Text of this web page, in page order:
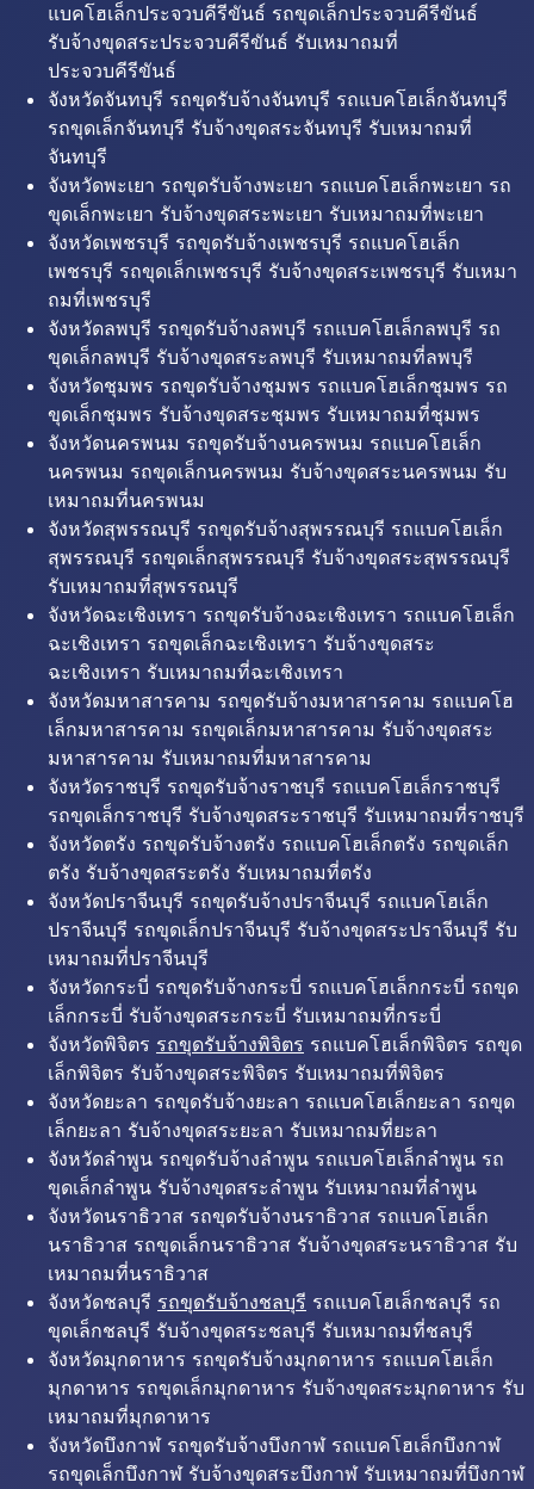
แบคโฮเล็กประจวบคีรีขันธ์ รถขุดเล็กประจวบคีรีขันธ์
รับจ้างขุดสระประจวบคีรีขันธ์ รับเหมาถมที่
ประจวบคีรีขันธ์
จังหวัดจันทบุรี รถขุดรับจ้างจันทบุรี รถแบคโฮเล็กจันทบุรี
รถขุดเล็กจันทบุรี รับจ้างขุดสระจันทบุรี รับเหมาถมที่
จันทบุรี
จังหวัดพะเยา รถขุดรับจ้างพะเยา รถแบคโฮเล็กพะเยา รถ
ขุดเล็กพะเยา รับจ้างขุดสระพะเยา รับเหมาถมที่พะเยา
จังหวัดเพชรบุรี รถขุดรับจ้างเพชรบุรี รถแบคโฮเล็ก
เพชรบุรี รถขุดเล็กเพชรบุรี รับจ้างขุดสระเพชรบุรี รับเหมา
ถมที่เพชรบุรี
จังหวัดลพบุรี รถขุดรับจ้างลพบุรี รถแบคโฮเล็กลพบุรี รถ
ขุดเล็กลพบุรี รับจ้างขุดสระลพบุรี รับเหมาถมที่ลพบุรี
จังหวัดชุมพร รถขุดรับจ้างชุมพร รถแบคโฮเล็กชุมพร รถ
ขุดเล็กชุมพร รับจ้างขุดสระชุมพร รับเหมาถมที่ชุมพร
จังหวัดนครพนม รถขุดรับจ้างนครพนม รถแบคโฮเล็ก
นครพนม รถขุดเล็กนครพนม รับจ้างขุดสระนครพนม รับ
เหมาถมที่นครพนม
จังหวัดสุพรรณบุรี รถขุดรับจ้างสุพรรณบุรี รถแบคโฮเล็ก
สุพรรณบุรี รถขุดเล็กสุพรรณบุรี รับจ้างขุดสระสุพรรณบุรี
รับเหมาถมที่สุพรรณบุรี
จังหวัดฉะเชิงเทรา รถขุดรับจ้างฉะเชิงเทรา รถแบคโฮเล็ก
ฉะเชิงเทรา รถขุดเล็กฉะเชิงเทรา รับจ้างขุดสระ
ฉะเชิงเทรา รับเหมาถมที่ฉะเชิงเทรา
จังหวัดมหาสารคาม รถขุดรับจ้างมหาสารคาม รถแบคโฮ
เล็กมหาสารคาม รถขุดเล็กมหาสารคาม รับจ้างขุดสระ
มหาสารคาม รับเหมาถมที่มหาสารคาม
จังหวัดราชบุรี รถขุดรับจ้างราชบุรี รถแบคโฮเล็กราชบุรี
รถขุดเล็กราชบุรี รับจ้างขุดสระราชบุรี รับเหมาถมที่ราชบุรี
จังหวัดตรัง รถขุดรับจ้างตรัง รถแบคโฮเล็กตรัง รถขุดเล็ก
ตรัง รับจ้างขุดสระตรัง รับเหมาถมที่ตรัง
จังหวัดปราจีนบุรี รถขุดรับจ้างปราจีนบุรี รถแบคโฮเล็ก
ปราจีนบุรี รถขุดเล็กปราจีนบุรี รับจ้างขุดสระปราจีนบุรี รับ
เหมาถมที่ปราจีนบุรี
จังหวัดกระบี่ รถขุดรับจ้างกระบี่ รถแบคโฮเล็กกระบี่ รถขุด
เล็กกระบี่ รับจ้างขุดสระกระบี่ รับเหมาถมที่กระบี่
จังหวัดพิจิตร รถขุดรับจ้างพิจิตร รถแบคโฮเล็กพิจิตร รถขุด
เล็กพิจิตร รับจ้างขุดสระพิจิตร รับเหมาถมที่พิจิตร
จังหวัดยะลา รถขุดรับจ้างยะลา รถแบคโฮเล็กยะลา รถขุด
เล็กยะลา รับจ้างขุดสระยะลา รับเหมาถมที่ยะลา
จังหวัดลำพูน รถขุดรับจ้างลำพูน รถแบคโฮเล็กลำพูน รถ
ขุดเล็กลำพูน รับจ้างขุดสระลำพูน รับเหมาถมที่ลำพูน
จังหวัดนราธิวาส รถขุดรับจ้างนราธิวาส รถแบคโฮเล็ก
นราธิวาส รถขุดเล็กนราธิวาส รับจ้างขุดสระนราธิวาส รับ
เหมาถมที่นราธิวาส
จังหวัดชลบุรี รถขุดรับจ้างชลบุรี รถแบคโฮเล็กชลบุรี รถ
ขุดเล็กชลบุรี รับจ้างขุดสระชลบุรี รับเหมาถมที่ชลบุรี
จังหวัดมุกดาหาร รถขุดรับจ้างมุกดาหาร รถแบคโฮเล็ก
มุกดาหาร รถขุดเล็กมุกดาหาร รับจ้างขุดสระมุกดาหาร รับ
เหมาถมที่มุกดาหาร
จังหวัดบึงกาฬ รถขุดรับจ้างบึงกาฬ รถแบคโฮเล็กบึงกาฬ
รถขุดเล็กบึงกาฬ รับจ้างขุดสระบึงกาฬ รับเหมาถมที่บึงกาฬ